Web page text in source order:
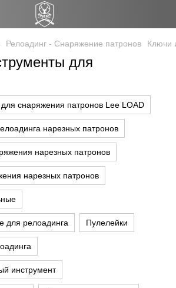
Релоадинг - Снаряжение патронов Ключи
для
снаряжения патронов Lee LOAD
нарезных патронов
нарезных патронов
нарезных патронов
для релоадинга Пулелейки
инструмент